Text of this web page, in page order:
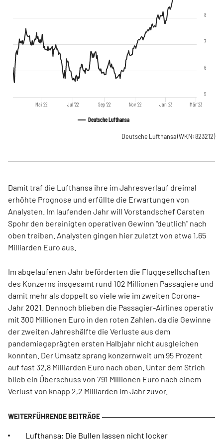
Deutsche Lufthansa
Mai '22 Jul '22 Sep '22 Nov '22 Jan '23 Mär '23
5
6
7
8
Deutsche Lufthansa(WKN: 823212)
Damit traf die Lufthansa ihre im Jahresverlauf dreimal
erhöhte Prognose und erfüllte die Erwartungen von
Analysten. Im laufenden Jahr will Vorstandschef Carsten
Spohr den bereinigten operativen Gewinn "deutlich" nach
oben treiben. Analysten gingen hier zuletzt von etwa 1,65
Milliarden Euro aus.
Im abgelaufenen Jahr beförderten die Fluggesellschaften
des Konzerns insgesamt rund 102 Millionen Passagiere und
damit mehr als doppelt so viele wie im zweiten Corona-
Jahr 2021. Dennoch blieben die Passagier-Airlines operativ
mit 300 Millionen Euro in den roten Zahlen, da die Gewinne
der zweiten Jahreshälfte die Verluste aus dem
pandemiegeprägten ersten Halbjahr nicht ausgleichen
konnten. Der Umsatz sprang konzernweit um 95 Prozent
auf fast 32,8 Milliarden Euro nach oben. Unter dem Strich
blieb ein Überschuss von 791 Millionen Euro nach einem
Verlust von knapp 2,2 Milliarden im Jahr zuvor.
Lufthansa: Die Bullen lassen nicht locker